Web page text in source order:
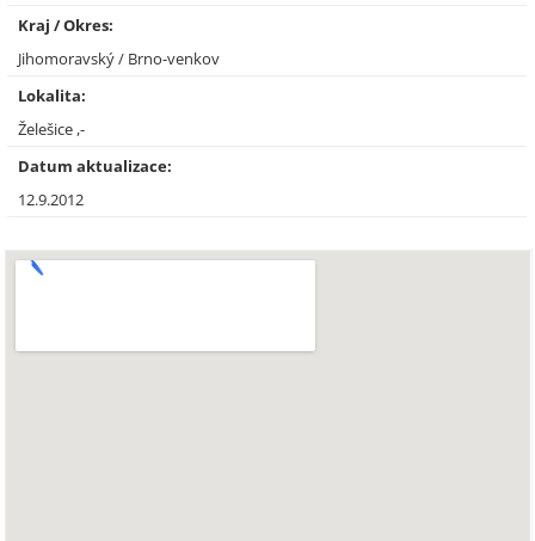
Kraj / Okres:
Jihomoravský / Brno-venkov
Lokalita:
Želešice ,-
Datum aktualizace:
12.9.2012